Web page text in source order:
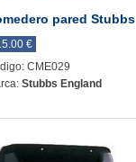
pared Stubbs
€
CME029
Stubbs England